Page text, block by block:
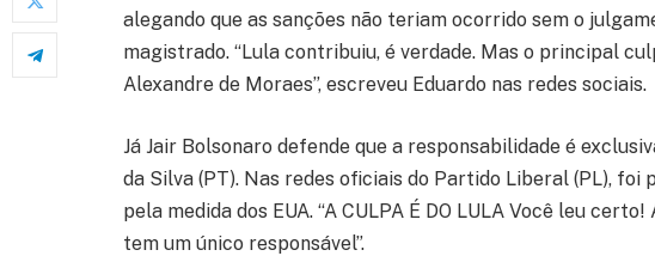
alegando que as sanções não teriam ocorrido sem o
magistrado. “Lula contribuiu, é verdade. Mas o principal
Alexandre de Moraes”, escreveu Eduardo nas redes sociais.
Já Jair Bolsonaro defende que a responsabilidade é
da Silva (PT). Nas redes oficiais do Partido Liberal (PL), foi
pela medida dos EUA. “A CULPA É DO LULA Você leu
tem um único responsável”.